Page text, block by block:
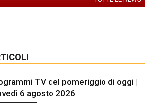
TV del pomeriggio di oggi |
6 agosto 2026